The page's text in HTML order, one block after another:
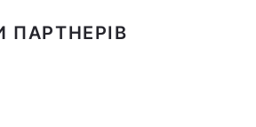
ПАРТНЕРІВ